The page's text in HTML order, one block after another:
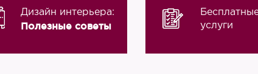
Дизайн интерьера:
Полезные советы
услуги